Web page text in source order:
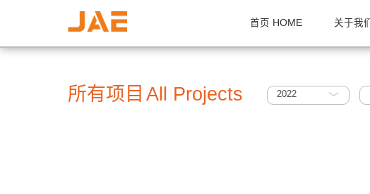
首页 HOME
所有项目All Projects 2022